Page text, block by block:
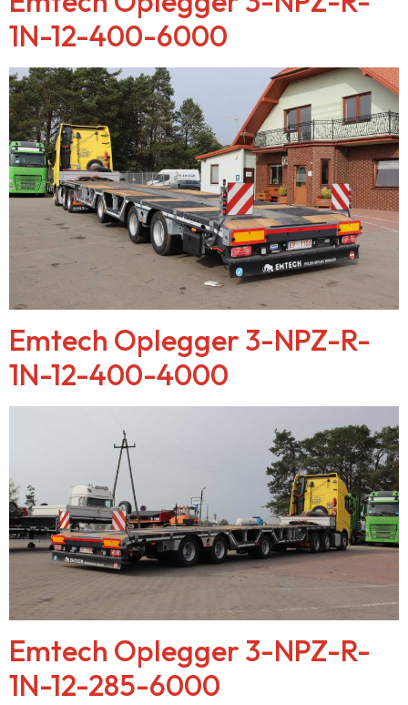
1N-12-400-6000
Emtech Oplegger 3-NPZ-R-
1N-12-400-4000
Emtech Oplegger 3-NPZ-R-
1N-12-285-6000